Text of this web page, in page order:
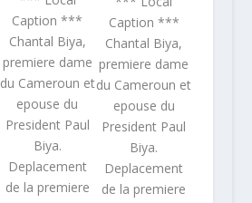
Caption ***
Chantal Biya,
premiere dame
du Cameroun et
epouse du
President Paul
Biya.
Deplacement
de la premiere
Caption ***
Chantal Biya,
premiere dame
du Cameroun et
epouse du
President Paul
Biya.
Deplacement
de la premiere